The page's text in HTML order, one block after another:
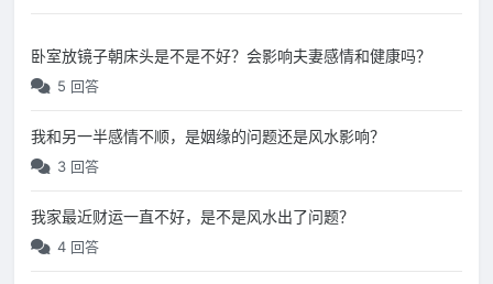
卧室放镜子朝床头是不是不好？会影响夫妻感情和健康吗？
5 回答
我和另一半感情不顺，是姻缘的问题还是风水影响？
3 回答
我家最近财运一直不好，是不是风水出了问题？
4 回答